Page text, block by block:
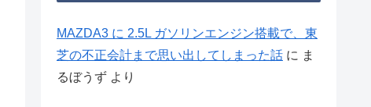
MAZDA3 に 2.5L ガソリンエンジン搭載で、東
芝の不正会計まで思い出してしまった話 に ま
るぼうず より